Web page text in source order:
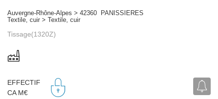
Auvergne-Rhône-Alpes > 42360 PANISSIERES
Textile, cuir > Textile, cuir
Tissage(1320Z)
EFFECTIF
CA M€